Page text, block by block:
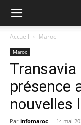
Accueil Maroc
Maroc
présence
nouvelles
Par infomaroc - 14 mai